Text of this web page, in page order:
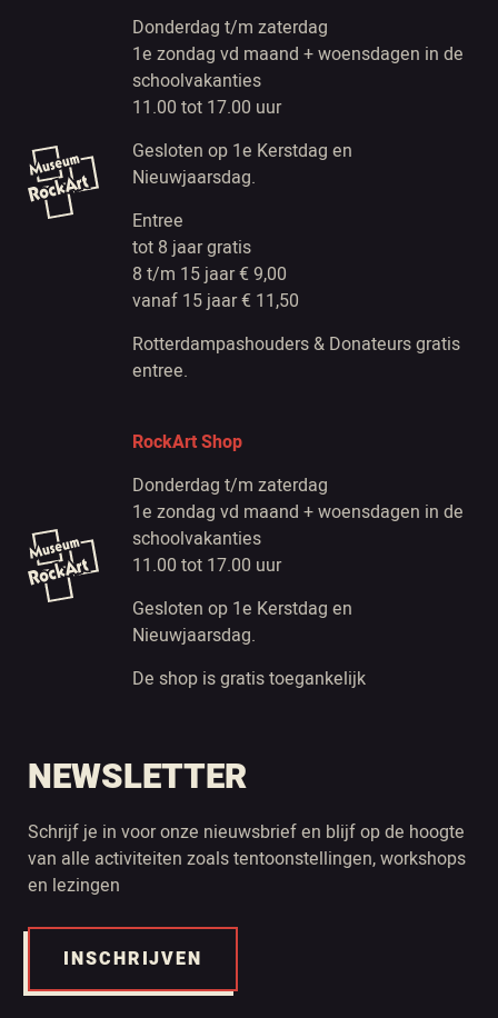
Donderdag t/m zaterdag
1e zondag vd maand + woensdagen in de
schoolvakanties
11.00 tot 17.00 uur
Gesloten op 1e Kerstdag en
Nieuwjaarsdag.
Entree
tot 8 jaar gratis
8 t/m 15 jaar € 9,00
vanaf 15 jaar € 11,50
Rotterdampashouders & Donateurs gratis
entree.
RockArt Shop
Donderdag t/m zaterdag
1e zondag vd maand + woensdagen in de
schoolvakanties
11.00 tot 17.00 uur
Gesloten op 1e Kerstdag en
Nieuwjaarsdag.
De shop is gratis toegankelijk
NEWSLETTER
Schrijf je in voor onze nieuwsbrief en blijf op de hoogte
van alle activiteiten zoals tentoonstellingen, workshops
en lezingen
INSCHRIJVEN